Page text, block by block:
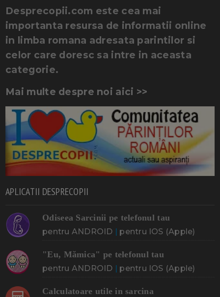
Desprecopii.com este cea mai
importanta resursa de informatii online
in limba romana adresata parintilor si
celor care doresc sa intre in aceasta
categorie.
Mai multe despre noi aici >>
APLICATII DESPRECOPII
Odiseea Sarcinii pe telefonul tau
pentru ANDROID | pentru IOS (Apple)
"Eu, Mămica" pe telefonul tau
pentru ANDROID | pentru IOS (Apple)
Calculatoare utile in sarcina